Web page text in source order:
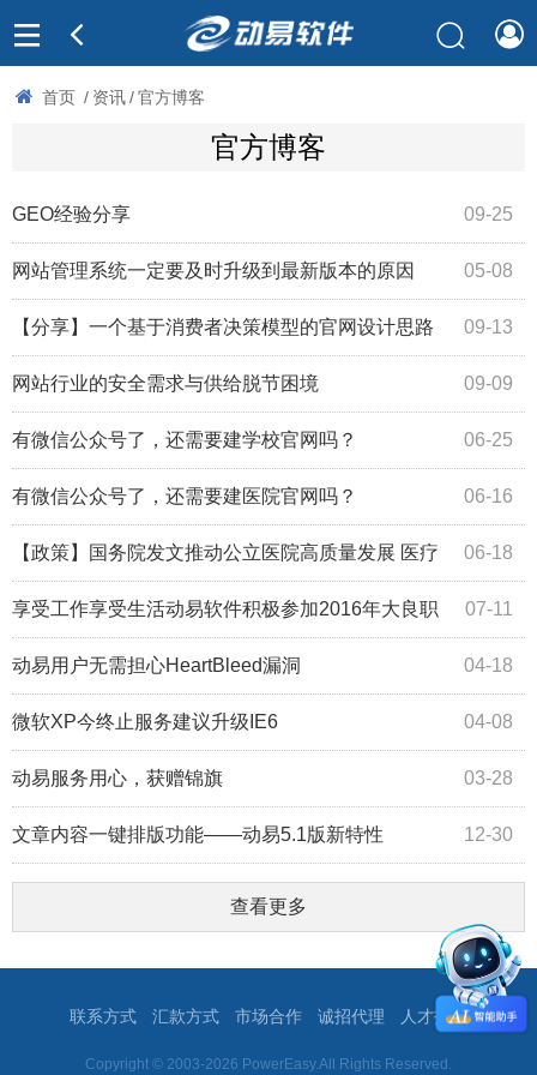
首页 / 资讯 / 官方博客
官方博客
09-25
GEO经验分享
05-08
网站管理系统一定要及时升级到最新版本的原因
09-13
【分享】一个基于消费者决策模型的官网设计思路
09-09
网站行业的安全需求与供给脱节困境
06-25
有微信公众号了，还需要建学校官网吗？
06-16
有微信公众号了，还需要建医院官网吗？
06-18
【政策】国务院发文推动公立医院高质量发展 医疗
信息化将提速 07-11
享受工作享受生活动易软件积极参加2016年大良职
工体育节 04-18
动易用户无需担心HeartBleed漏洞
04-08
微软XP今终止服务建议升级IE6
03-28
动易服务用心，获赠锦旗
12-30
文章内容一键排版功能——动易5.1版新特性
查看更多
联系方式 汇款方式 市场合作 诚招代理 人才招聘
Copyright © 2003-2026 PowerEasy.All Rights Reserved.